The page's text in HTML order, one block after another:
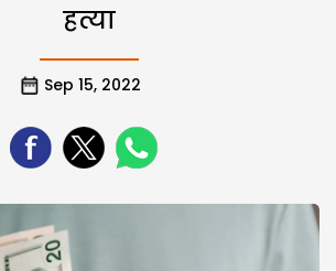
हत्या
Sep 15, 2022